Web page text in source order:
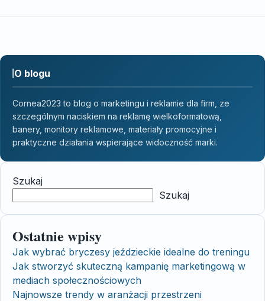
O blogu
Cornea2023 to blog o marketingu i reklamie dla firm, ze
szczególnym naciskiem na reklamę wielkoformatową,
banery, monitory reklamowe, materiały promocyjne i
praktyczne działania wspierające widoczność marki.
Szukaj
Szukaj
Ostatnie wpisy
Jak wybrać bryczesy jeździeckie idealne do treningu
Jak stworzyć skuteczną kampanię marketingową w
mediach społecznościowych
Najnowsze trendy w aranżacji przestrzeni